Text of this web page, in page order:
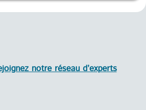
notre réseau d’experts